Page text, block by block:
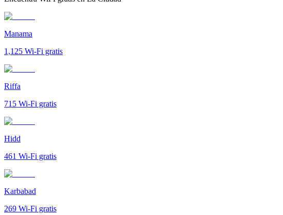
Manama
1,125 Wi-Fi gratis
Riffa
715 Wi-Fi gratis
Hidd
461 Wi-Fi gratis
Karbabad
269 Wi-Fi gratis